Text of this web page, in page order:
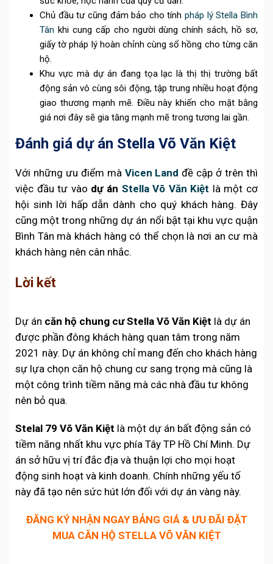
Chủ đầu tư cũng đảm bảo cho tínhpháp lý Stella Bình
Tân khi cung cấp cho người dùng chính sách, hồ sơ,
giấy tờ pháp lý hoàn chỉnh cùng sổ hồng cho từng căn
hộ.
Khu vực mà dự án đang tọa lạc là thị thị trường bất
động sản vô cùng sôi động, tập trung nhiều hoạt động
giao thương mạnh mẽ. Điều này khiến cho mặt bằng
giá nơi đây sẽ gia tăng mạnh mẽ trong tương lai gần.
Đánh giá dự án Stella Võ Văn Kiệt
Với những ưu điểm mà Vicen Land đề cập ở trên thì
việc đầu tư vào dự án Stella Võ Văn Kiệt là một cơ
hội sinh lời hấp dẫn dành cho quý khách hàng. Đây
cũng một trong những dự án nổi bật tại khu vực quận
Bình Tân mà khách hàng có thể chọn là nơi an cư mà
khách hàng nên cân nhắc.
Lời kết
Dự án căn hộ chung cư Stella Võ Văn Kiệt là dự án
được phần đông khách hàng quan tâm trong năm
2021 này. Dự án không chỉ mang đến cho khách hàng
sự lựa chọn căn hộ chung cư sang trọng mà cũng là
một công trình tiềm năng mà các nhà đầu tư không
nên bỏ qua.
Stelal 79 Võ Văn Kiệt là một dự án bất động sản có
tiềm năng nhất khu vực phía Tây TP Hồ Chí Minh. Dự
án sở hữu vị trí đắc địa và thuận lợi cho mọi hoạt
động sinh hoạt và kinh doanh. Chính những yếu tố
này đã tạo nên sức hút lớn đối với dự án vàng này.
ĐĂNG KÝ NHẬN NGAY BẢNG GIÁ & ƯU ĐÃI ĐẶT
MUA CĂN HỘ STELLA VÕ VĂN KIỆT